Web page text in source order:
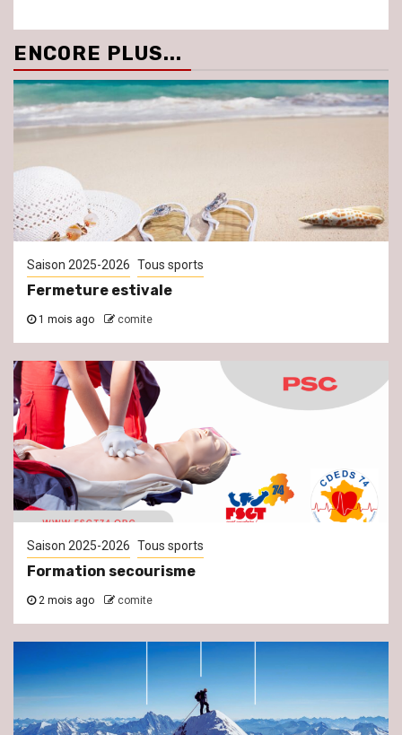
ENCORE PLUS...
Saison 2025-2026 Tous sports
Fermeture estivale
1 mois ago comite
Saison 2025-2026 Tous sports
Formation secourisme
2 mois ago comite